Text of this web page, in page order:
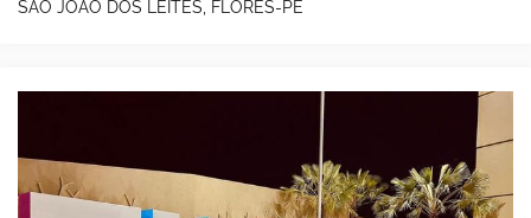
SÃO JOÃO DOS LEITES, FLORES-PE